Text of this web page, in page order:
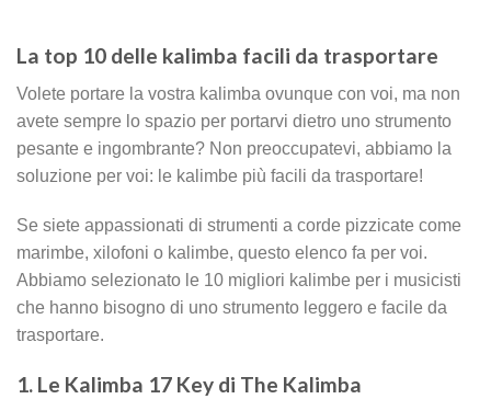
La top 10 delle kalimba facili da trasportare
Volete portare la vostra kalimba ovunque con voi, ma non
avete sempre lo spazio per portarvi dietro uno strumento
pesante e ingombrante? Non preoccupatevi, abbiamo la
soluzione per voi: le kalimbe più facili da trasportare!
Se siete appassionati di strumenti a corde pizzicate come
marimbe, xilofoni o kalimbe, questo elenco fa per voi.
Abbiamo selezionato le 10 migliori kalimbe per i musicisti
che hanno bisogno di uno strumento leggero e facile da
trasportare.
1. Le Kalimba 17 Key di The Kalimba